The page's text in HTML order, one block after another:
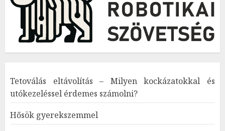
Tetoválás eltávolítás – Milyen kockázatokkal és
utókezeléssel érdemes számolni?
Hősök gyerekszemmel